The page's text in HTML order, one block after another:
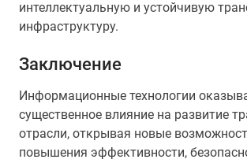
интеллектуальную и устойчивую
инфраструктуру.
Заключение
Информационные технологии
существенное влияние на развитие
отрасли, открывая новые
повышения эффективности,